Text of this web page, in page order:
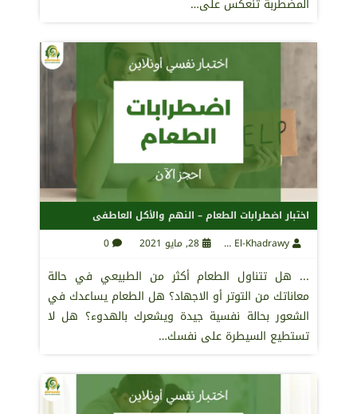
المضطربة تنعكس على…
اختبار اضطرابات الطعام – النهم والأكل العاطفى
28, مايو 2021 0
... هل تتناول الطعام أكثر من الطبيعي في حالة
معاناتك من التوتر أو الاجهاد؟ هل الطعام يساعدك في
الشعور بحالة نفسية جيدة ويشعرك بالهدوء؟ هل لا
تستطيع السيطرة على نفسك…